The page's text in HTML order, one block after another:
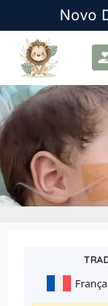
Novo